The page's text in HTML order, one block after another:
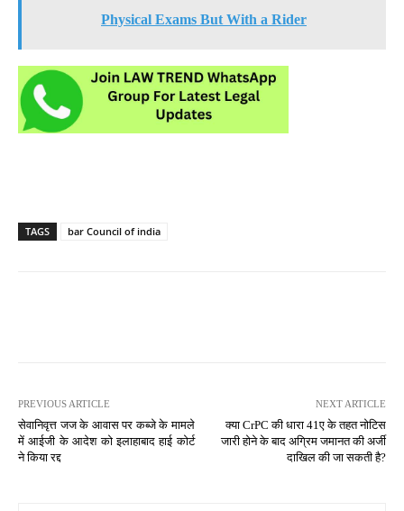
Physical Exams But With a Rider
TAGS bar Council of india
PREVIOUS ARTICLE
सेवानिवृत्त जज के आवास पर कब्जे के मामले
में आईजी के आदेश को इलाहाबाद हाई कोर्ट
ने किया रद्द
NEXT ARTICLE
क्या CrPC की धारा 41ए के तहत नोटिस
जारी होने के बाद अग्रिम जमानत की अर्जी
दाखिल की जा सकती है?